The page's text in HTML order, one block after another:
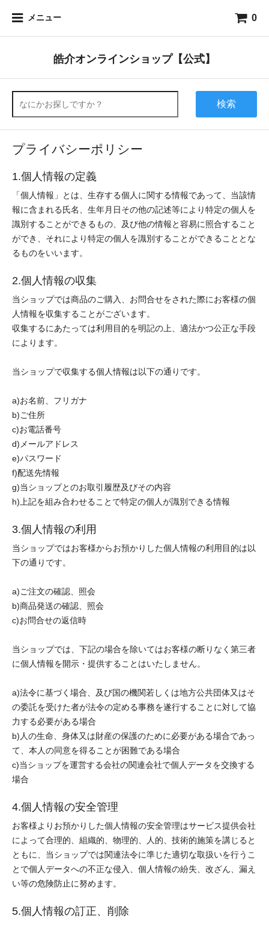
メニュー 0
皓介オンラインショップ【公式】
検索
プライバシーポリシー
1.個人情報の定義
「個人情報」とは、生存する個人に関する情報であって、当該情
報に含まれる氏名、生年月日その他の記述等により特定の個人を
識別することができるもの、及び他の情報と容易に照合すること
ができ、それにより特定の個人を識別することができることとな
るものをいいます。
2.個人情報の収集
当ショップでは商品のご購入、お問合せをされた際にお客様の個
人情報を収集することがございます。
収集するにあたっては利用目的を明記の上、適法かつ公正な手段
によります。
当ショップで収集する個人情報は以下の通りです。
a)お名前、フリガナ
b)ご住所
c)お電話番号
d)メールアドレス
e)パスワード
f)配送先情報
g)当ショップとのお取引履歴及びその内容
h)上記を組み合わせることで特定の個人が識別できる情報
3.個人情報の利用
当ショップではお客様からお預かりした個人情報の利用目的は以
下の通りです。
a)ご注文の確認、照会
b)商品発送の確認、照会
c)お問合せの返信時
当ショップでは、下記の場合を除いてはお客様の断りなく第三者
に個人情報を開示・提供することはいたしません。
a)法令に基づく場合、及び国の機関若しくは地方公共団体又はそ
の委託を受けた者が法令の定める事務を遂行することに対して協
力する必要がある場合
b)人の生命、身体又は財産の保護のために必要がある場合であっ
て、本人の同意を得ることが困難である場合
c)当ショップを運営する会社の関連会社で個人データを交換する
場合
4.個人情報の安全管理
お客様よりお預かりした個人情報の安全管理はサービス提供会社
によって合理的、組織的、物理的、人的、技術的施策を講じると
ともに、当ショップでは関連法令に準じた適切な取扱いを行うこ
とで個人データへの不正な侵入、個人情報の紛失、改ざん、漏え
い等の危険防止に努めます。
5.個人情報の訂正、削除